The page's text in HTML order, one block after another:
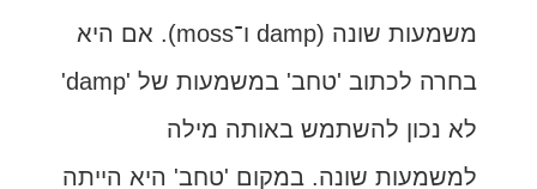
משמעות שונה (damp ו־moss). אם היא
בחרה לכתוב 'טחב' במשמעות של 'damp'
לא נכון להשתמש באותה מילה
למשמעות שונה. במקום 'טחב' היא הייתה